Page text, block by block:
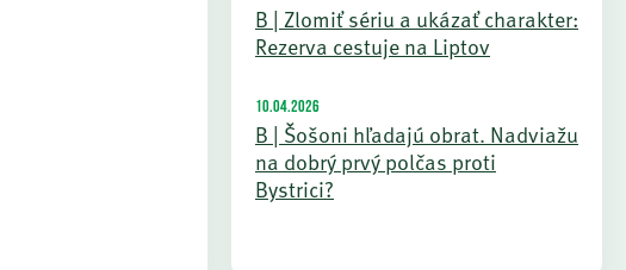
B | Zlomiť sériu a ukázať charakter:
Rezerva cestuje na Liptov
10.04.2026
B | Šošoni hľadajú obrat. Nadviažu
na dobrý prvý polčas proti
Bystrici?